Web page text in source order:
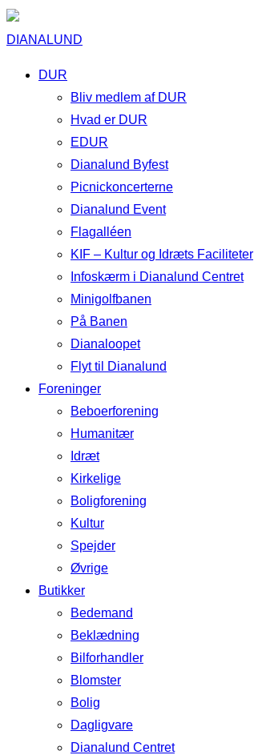
DIANALUND
DUR
Bliv medlem af DUR
Hvad er DUR
EDUR
Dianalund Byfest
Picnickoncerterne
Dianalund Event
Flagalléen
KIF – Kultur og Idræts Faciliteter
Infoskærm i Dianalund Centret
Minigolfbanen
På Banen
Dianaloopet
Flyt til Dianalund
Foreninger
Beboerforening
Humanitær
Idræt
Kirkelige
Boligforening
Kultur
Spejder
Øvrige
Butikker
Bedemand
Beklædning
Bilforhandler
Blomster
Bolig
Dagligvare
Dianalund Centret